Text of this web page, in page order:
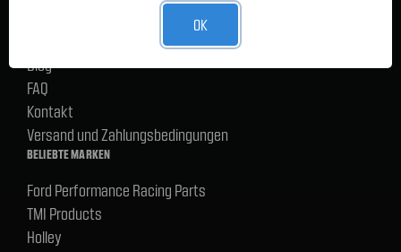
Blog
FAQ
Kontakt
Versand und Zahlungsbedingungen
BELIEBTE MARKEN
Ford Performance Racing Parts
TMI Products
Holley
OK